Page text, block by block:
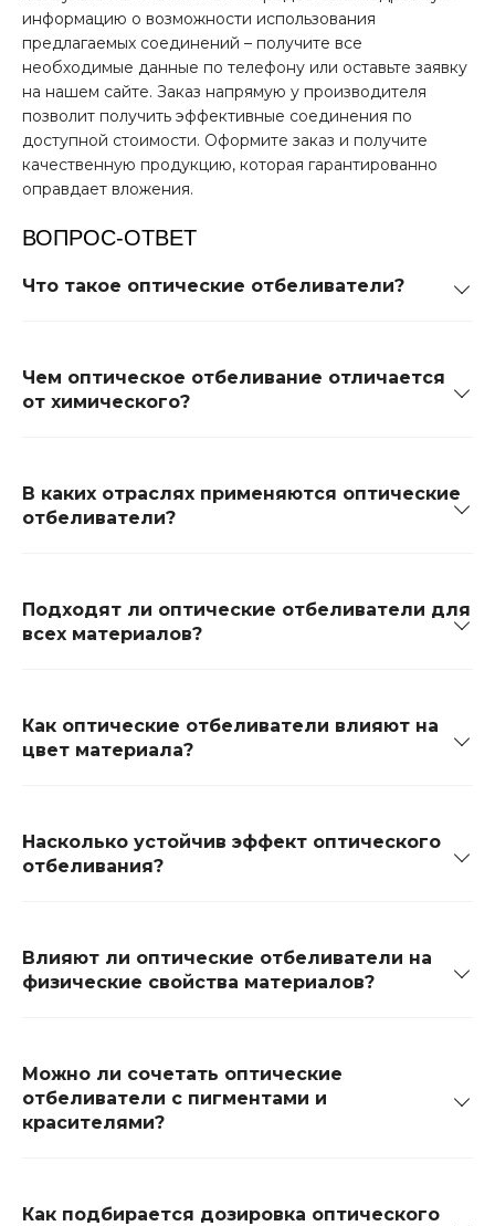
информацию о возможности использования
предлагаемых соединений – получите все
необходимые данные по телефону или оставьте заявку
на нашем сайте. Заказ напрямую у производителя
позволит получить эффективные соединения по
доступной стоимости. Оформите заказ и получите
качественную продукцию, которая гарантированно
оправдает вложения.
ВОПРОС-ОТВЕТ
Что такое оптические отбеливатели?
Чем оптическое отбеливание отличается
от химического?
В каких отраслях применяются оптические
отбеливатели?
Подходят ли оптические отбеливатели для
всех материалов?
Как оптические отбеливатели влияют на
цвет материала?
Насколько устойчив эффект оптического
отбеливания?
Влияют ли оптические отбеливатели на
физические свойства материалов?
Можно ли сочетать оптические
отбеливатели с пигментами и
красителями?
Как подбирается дозировка оптического